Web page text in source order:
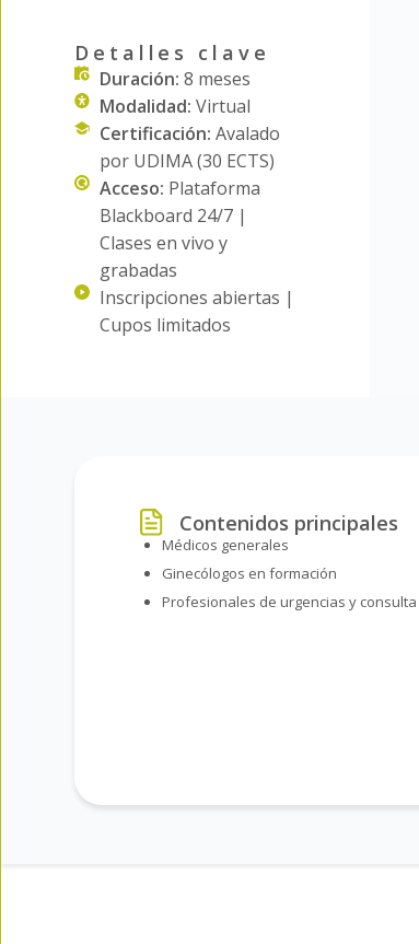
Detalles clave
Duración: 8 meses
Modalidad: Virtual
Certificación: Avalado
por UDIMA (30 ECTS)
Acceso: Plataforma
Blackboard 24/7 |
Clases en vivo y
grabadas
Inscripciones abiertas |
Cupos limitados
Contenidos principales
Médicos generales
Ginecólogos en formación
Profesionales de urgencias y